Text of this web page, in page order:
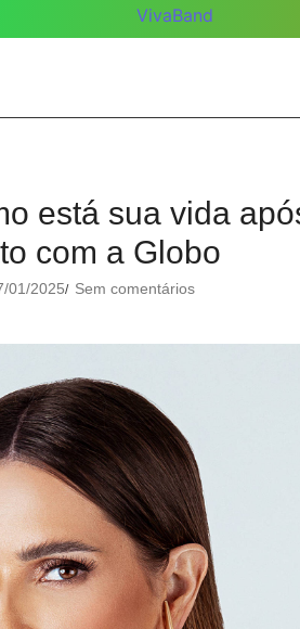
está sua vida
com a Globo
01/2025/ Sem comentários